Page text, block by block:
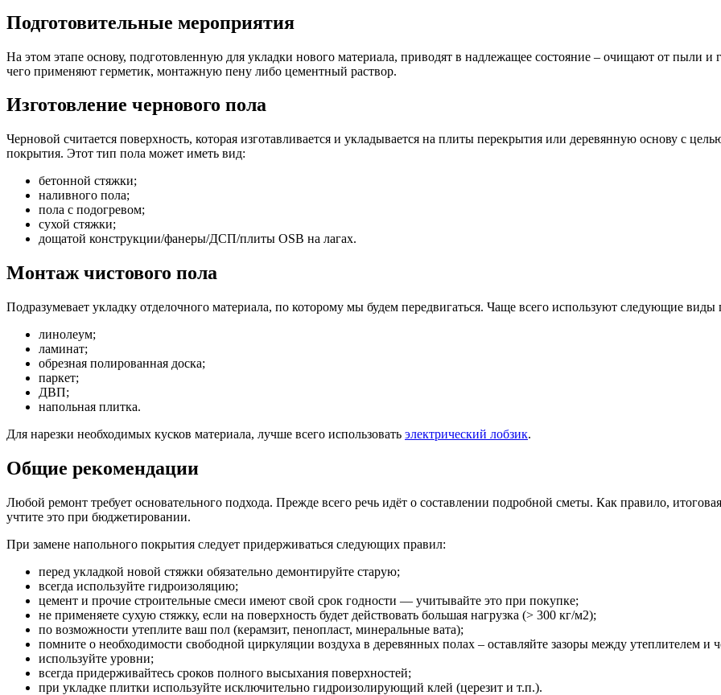
Подготовительные мероприятия
На этом этапе основу, подготовленную для укладки нового материала, приводят в надлежащее состояние – очищают от пыли
чего применяют герметик, монтажную пену либо цементный раствор.
Изготовление чернового пола
Черновой считается поверхность, которая изготавливается и укладывается на плиты перекрытия или деревянную основу с
покрытия. Этот тип пола может иметь вид:
бетонной стяжки;
наливного пола;
пола с подогревом;
сухой стяжки;
дощатой конструкции/фанеры/ДСП/плиты OSB на лагах.
Монтаж чистового пола
Подразумевает укладку отделочного материала, по которому мы будем передвигаться. Чаще всего используют следующие виды
линолеум;
ламинат;
обрезная полированная доска;
паркет;
ДВП;
напольная плитка.
Для нарезки необходимых кусков материала, лучше всего использовать электрический лобзик.
Общие рекомендации
Любой ремонт требует основательного подхода. Прежде всего речь идёт о составлении подробной сметы. Как правило,
учтите это при бюджетировании.
При замене напольного покрытия следует придерживаться следующих правил:
перед укладкой новой стяжки обязательно демонтируйте старую;
всегда используйте гидроизоляцию;
цемент и прочие строительные смеси имеют свой срок годности — учитывайте это при покупке;
не применяете сухую стяжку, если на поверхность будет действовать большая нагрузка (> 300 кг/м2);
по возможности утеплите ваш пол (керамзит, пенопласт, минеральные вата);
помните о необходимости свободной циркуляции воздуха в деревянных полах – оставляйте зазоры между утеплителем и
используйте уровни;
всегда придерживайтесь сроков полного высыхания поверхностей;
при укладке плитки используйте исключительно гидроизолирующий клей (церезит и т.п.).